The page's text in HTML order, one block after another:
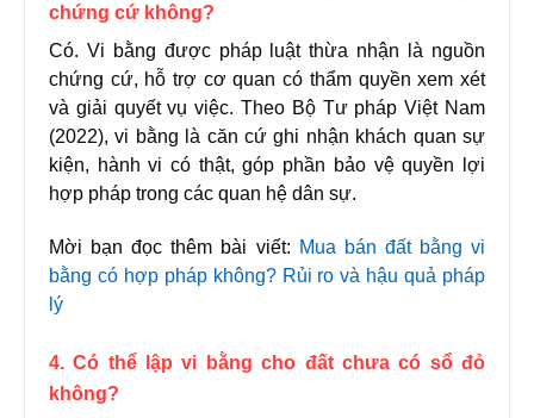
chứng cứ không?
Có. Vi bằng được pháp luật thừa nhận là nguồn
chứng cứ, hỗ trợ cơ quan có thẩm quyền xem xét
và giải quyết vụ việc. Theo Bộ Tư pháp Việt Nam
(2022), vi bằng là căn cứ ghi nhận khách quan sự
kiện, hành vi có thật, góp phần bảo vệ quyền lợi
hợp pháp trong các quan hệ dân sự.
Mời bạn đọc thêm bài viết: Mua bán đất bằng vi
bằng có hợp pháp không? Rủi ro và hậu quả pháp
lý
4. Có thể lập vi bằng cho đất chưa có sổ đỏ
không?